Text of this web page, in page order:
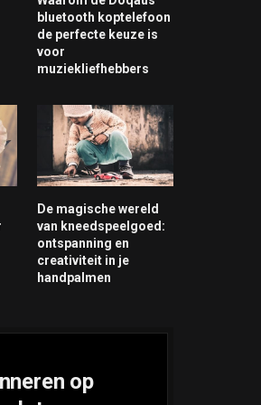
bluetooth koptelefoon
de perfecte keuze is
voor
muziekliefhebbers
De magische wereld
van kneedspeelgoed:
ontspanning en
creativiteit in je
handpalmen
op